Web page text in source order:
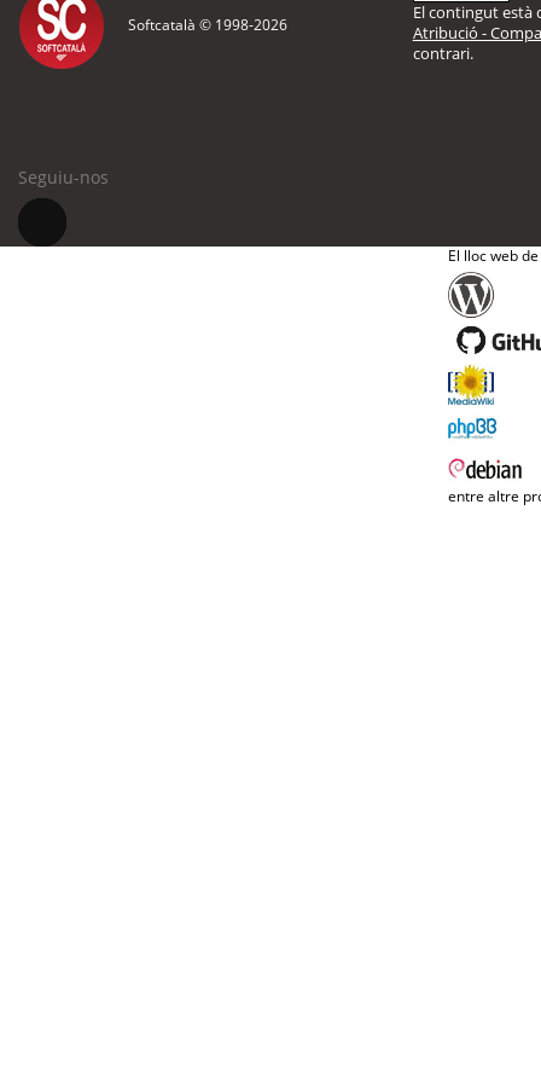
Softcatalà © 1998-2026
El contingut està
Atribució -
contrari.
Seguiu-nos
El lloc web
entre altre